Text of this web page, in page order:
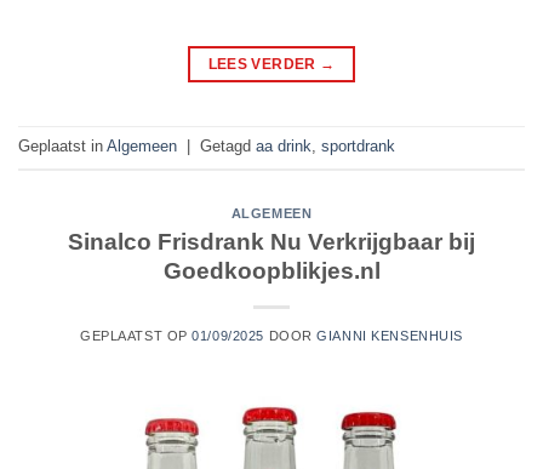
LEES VERDER →
Geplaatst in Algemeen Getagd aa drink, sportdrank
ALGEMEEN
Sinalco Frisdrank Nu Verkrijgbaar bij
Goedkoopblikjes.nl
GEPLAATST OP01/09/2025 DOORGIANNI KENSENHUIS